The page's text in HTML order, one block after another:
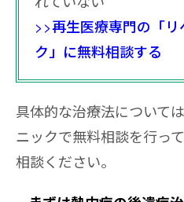
>>再生医療専門の「
ク」に無料相談する
具体的な治療法について
ニックで無料相談を行っ
相談ください。